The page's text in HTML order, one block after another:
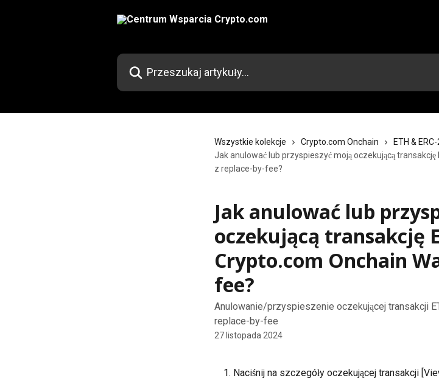
Przeszukaj artykuły...
Wszystkie kolekcje Crypto.com Onchain
ETH &
Jak anulować lub przyspieszyć moją oczekującą
z replace-by-fee?
Jak anulować lub
oczekującą transakcję
Crypto.com Onchain
fee?
Anulowanie/przyspieszenie oczekującej transakcji
replace-by-fee
27 listopada 2024
Naciśnij na szczegóły oczekującej transakcji